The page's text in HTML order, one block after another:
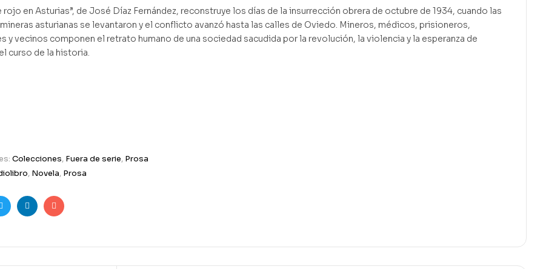
rojo en Asturias”, de José Díaz Fernández, reconstruye los días de la insurrección obrera de octubre de 1934, cuando las
asturianas se levantaron y el conflicto avanzó hasta las calles de Oviedo. Mineros, médicos, prisioneros,
y vecinos componen el retrato humano de una sociedad sacudida por la revolución, la violencia y la esperanza de
curso de la historia.
Colecciones, Fuera de serie, Prosa
, Novela, Prosa
TwitterLinkedinEmail